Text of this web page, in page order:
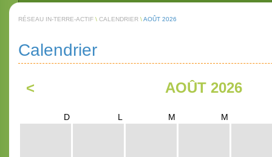
RÉSEAU IN-TERRE-ACTIF \ CALENDRIER \AOÛT 2026
Calendrier
< AOÛT 2026
D L M M